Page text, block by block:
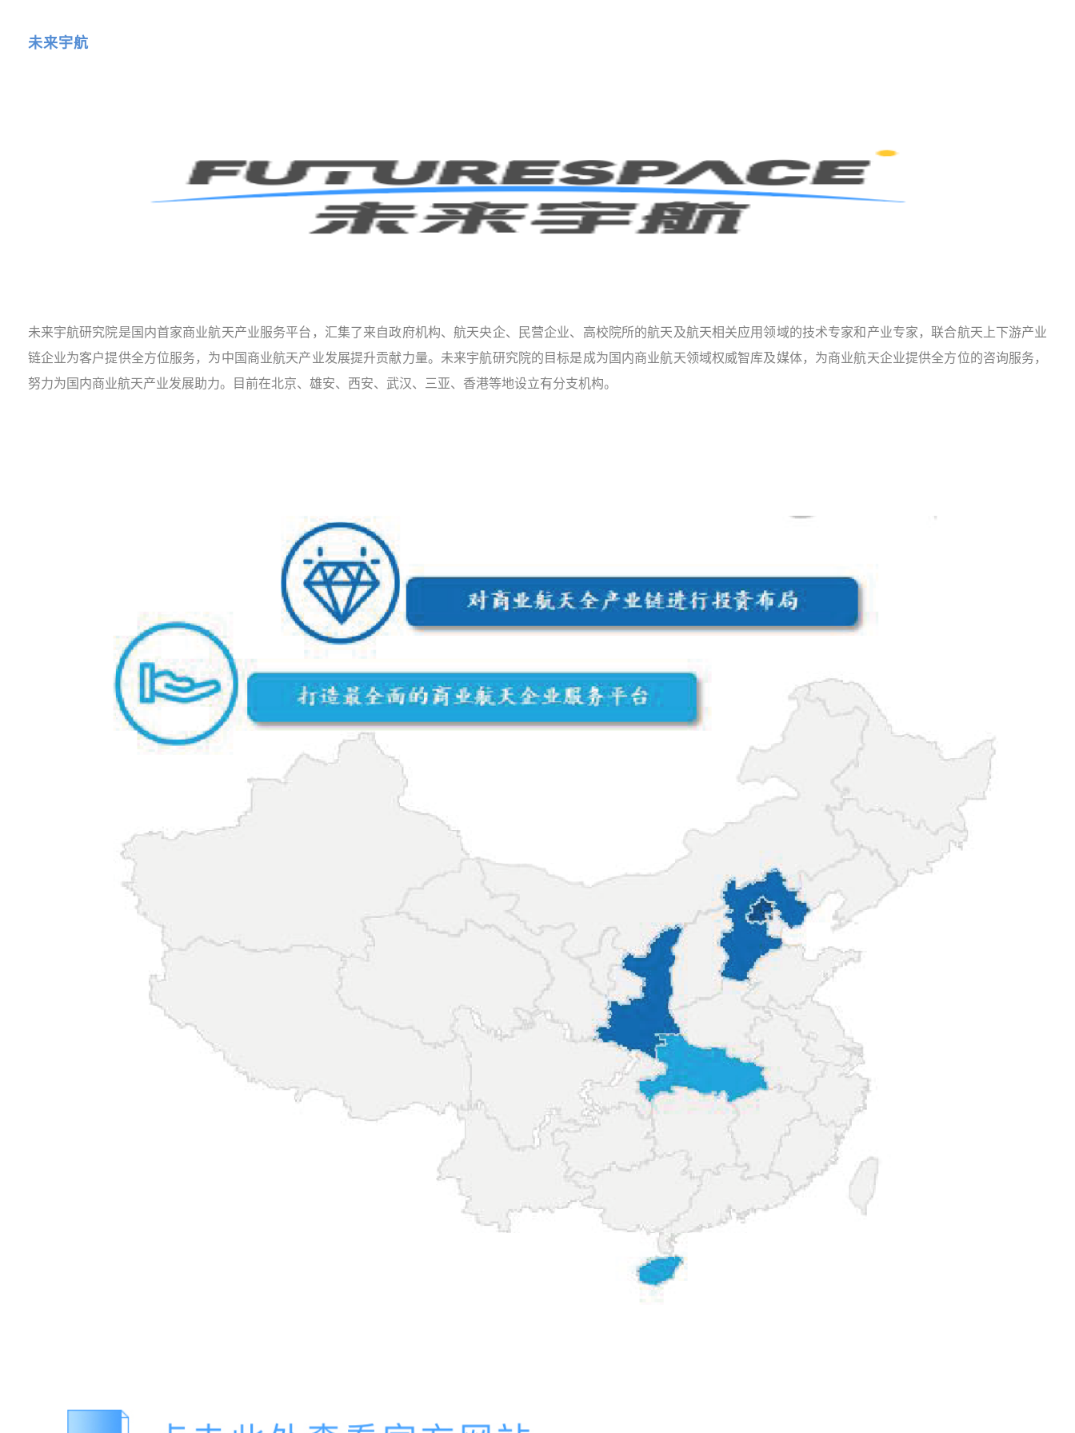
未来宇航
未来宇航研究院是国内首家商业航天产业服务平台，汇集了来自政府机构、航天央企、民营企业、高校院所的航天及航天相关应用领域的技术专家和产业专家，联合航天上下游产业
链企业为客户提供全方位服务，为中国商业航天产业发展提升贡献力量。未来宇航研究院的目标是成为国内商业航天领域权威智库及媒体，为商业航天企业提供全方位的咨询服务，
努力为国内商业航天产业发展助力。目前在北京、雄安、西安、武汉、三亚、香港等地设立有分支机构。